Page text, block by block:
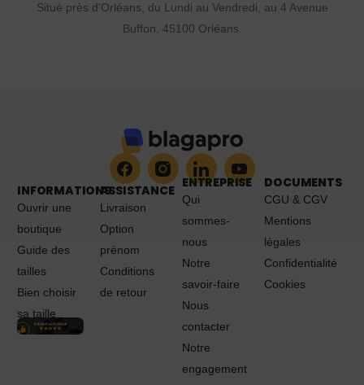
Situé près d'Orléans, du Lundi au Vendredi, au 4 Avenue
Buffon, 45100 Orléans.
INFORMATIONS
Ouvrir une
boutique
Guide des
tailles
Bien choisir
sa taille
ASSISTANCE
Livraison
Option
prénom
Conditions
de retour
ENTREPRISE
Qui
sommes-
nous
Notre
savoir-faire
Nous
contacter
Notre
engagement
DOCUMENTS
CGU & CGV
Mentions
légales
Confidentialité
Cookies